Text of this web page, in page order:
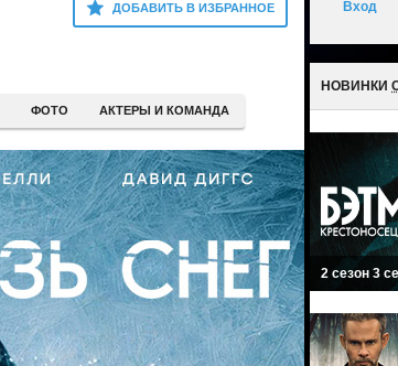
ДОБАВИТЬ В ИЗБРАННОЕ
ФОТО АКТЕРЫ И КОМАНДА
Вход
НОВИНКИ
2 сезон 3